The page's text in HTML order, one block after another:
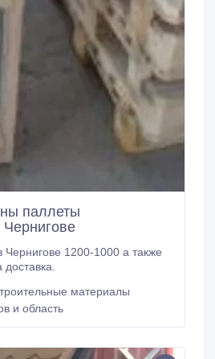
паллеты
1200-1000 а также
доставка.
материалы
и область